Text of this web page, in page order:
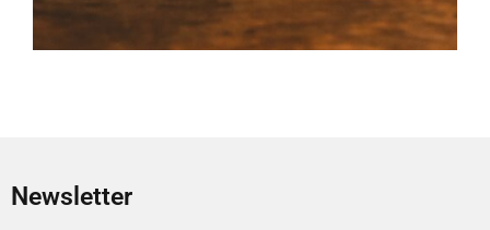
Newsletter